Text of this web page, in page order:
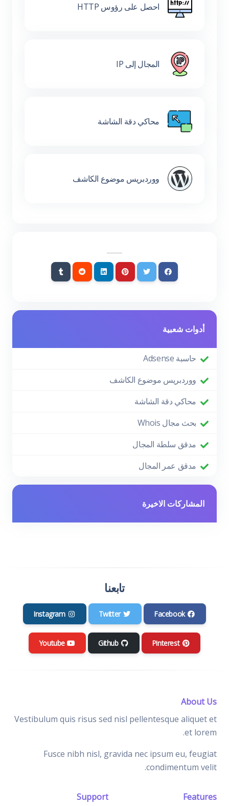
احصل على رؤوس HTTP
المجال إلى IP
محاكي دقة الشاشة
ووردبريس موضوع الكاشف
أدوات شعبية
حاسبة Adsense
ووردبريس موضوع الكاشف
محاكي دقة الشاشة
بحث مجال Whois
مدقق سلطة المجال
مدقق عمر المجال
المشاركات الاخيرة
تابعنا
Facebook
Twitter
Instagram
Pinterest
Github
Youtube
About Us
Vestibulum quis risus sed nisl pellentesque aliquet et
et lorem.
Fusce nibh nisl, gravida nec ipsum eu, feugiat
condimentum velit.
Features
Support